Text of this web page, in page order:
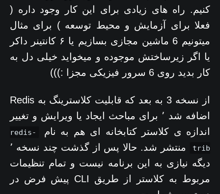
کنیم. راه های زیادی برای این کار وجود داره (
فعلا برای آزمایش و محیط توسعه ) برای مثال
میتونیم 6 ماشین مجازی بسازیم یا ۶ کانتینر داکر
یا اگر زیرساختش موجوده و میخواید خیلی دل به
کار بدید روی 6 سرور فیزیکی مجزا :)))
از نسخه 3 به بعد که قابلیت کلاسترینگ به Redis
اضافه شد ٬ برای مباحث ایجاد یا ویرایش و تغییر
اندازه ی کلاستر کتابخانه ای هم به نام
redis-
trib
منتشر شد. حالا پس از گذشت چند نسخه ٬
دیگه نیازی به این برنامه نیست و تمام تنظیمات
مربوط به کلاستر از طریق CLI پیش فرض در